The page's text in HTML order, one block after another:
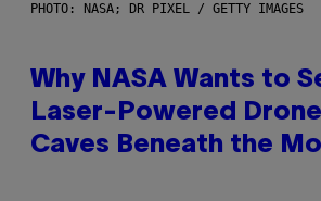
PHOTO: NASA; DR PIXEL / GETTY IMAGES
Why NASA Wants to
Laser-Powered
Caves Beneath the